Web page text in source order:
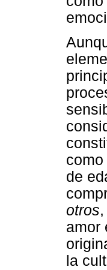
de
otros
amor
la